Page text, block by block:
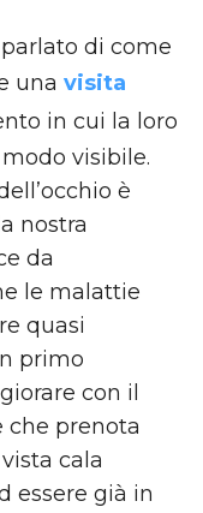
di come
una visita
in cui la loro
visibile.
è
nostra
da
le malattie
quasi
primo
con il
che prenota
cala
essere già in